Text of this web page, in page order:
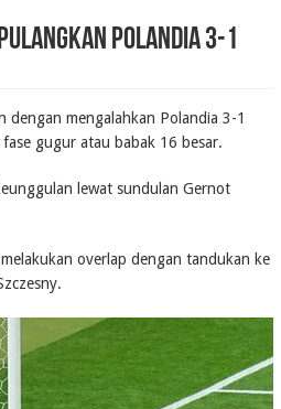
Polandia 3-1
dengan mengalahkan Polandia 3-1
gugur atau babak 16 besar.
lewat sundulan Gernot
overlap dengan tandukan ke